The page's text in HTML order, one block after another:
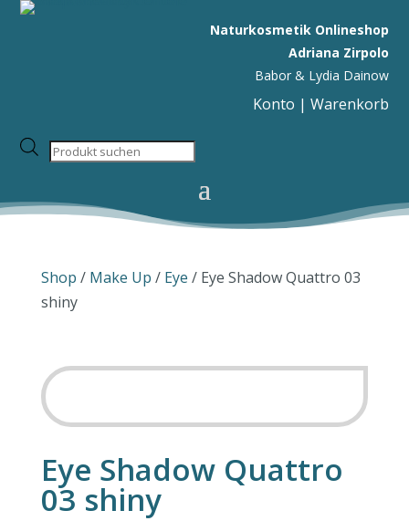
Naturkosmetik Onlineshop
Adriana Zirpolo
Babor & Lydia Dainow
Konto | Warenkorb
Products
Shop / Make Up / Eye / Eye Shadow Quattro 03
shiny
Eye Shadow Quattro
03 shiny